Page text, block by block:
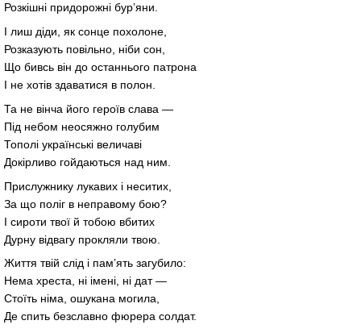
Розкішні придорожні бур’яни.
І лиш діди, як сонце похолоне,
Розказують повільно, ніби сон,
Що бивсь він до останнього патрона
І не хотів здаватися в полон.
Та не вінча його героїв слава —
Під небом неосяжно голубим
Тополі українські величаві
Докірливо гойдаються над ним.
Прислужнику лукавих і неситих,
За що поліг в неправому бою?
І сироти твої й тобою вбитих
Дурну відвагу прокляли твою.
Життя твій слід і пам’ять загубило:
Нема хреста, ні імені, ні дат —
Стоїть німа, ошукана могила,
Де спить безславно фюрера солдат.